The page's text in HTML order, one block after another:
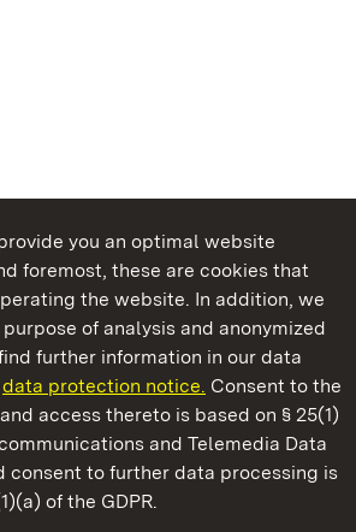
you an optimal website
foremost, these are cookies that
the website. In addition, we
of analysis and anonymized
further information in our data
data protection notice. Consent to the
access thereto is based on § 25(1)
and Telemedia Data
consent to further data processing is
of the GDPR.
Gardens of Baden-Wuerttemberg